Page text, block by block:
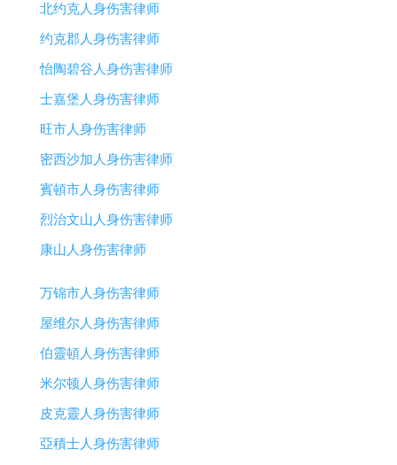
北约克人身伤害律师
约克郡人身伤害律师
怡陶碧谷人身伤害律师
士嘉堡人身伤害律师
旺市人身伤害律师
密西沙加人身伤害律师
賓頓市人身伤害律师
烈治文山人身伤害律师
康山人身伤害律师
万锦市人身伤害律师
屋维尔人身伤害律师
伯靈頓人身伤害律师
米尔顿人身伤害律师
皮克靈人身伤害律师
亞積士人身伤害律师